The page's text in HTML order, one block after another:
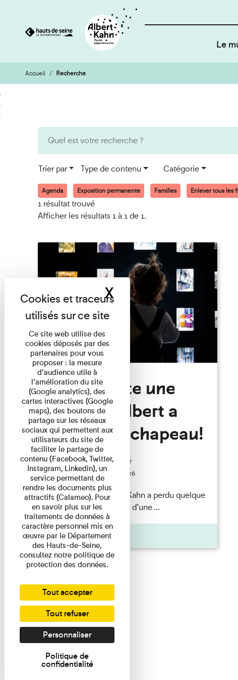
Aller
au
contenu
Aller
à
la
Le
Accueil Recherche
Trier par Type de contenu Catégorie
Agenda Exposition permanente Familles Enlever tous les
1 résultat trouvé
Afficher les résultats 1 à 1 de 1.
Visite Toute une
histoire: Albert a
perdu son chapeau!
Exposition permanente
Du 15/08/2026 au 15/08/2026
Il semblerait qu’Albert Kahn a perdu quelque
chose... Accompagnés d’une ...
Agenda
Ce site web utilise des
cookies déposés par des
partenaires pour vous
proposer : la mesure
d’audience utile à
l’amélioration du site
(Google analytics), des
cartes interactives (Google
maps), des boutons de
partage sur les réseaux
sociaux qui permettent aux
utilisateurs du site de
faciliter le partage de
contenu (Facebook, Twitter,
Instagram, Linkedin), un
service permettant de
rendre les documents plus
attractifs (Calameo). Pour
en savoir plus sur les
traitements de données à
caractère personnel mis en
œuvre par le Département
des Hauts-de-Seine,
consultez notre politique de
protection des données.
Tout accepter
Tout refuser
Personnaliser
Politique de
confidentialité
XMasquer le